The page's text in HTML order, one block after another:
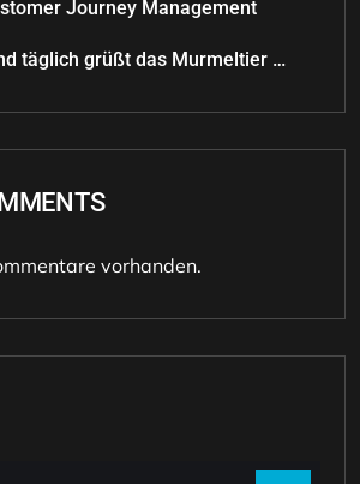
Journey Management
täglich grüßt das Murmeltier …
vorhanden.